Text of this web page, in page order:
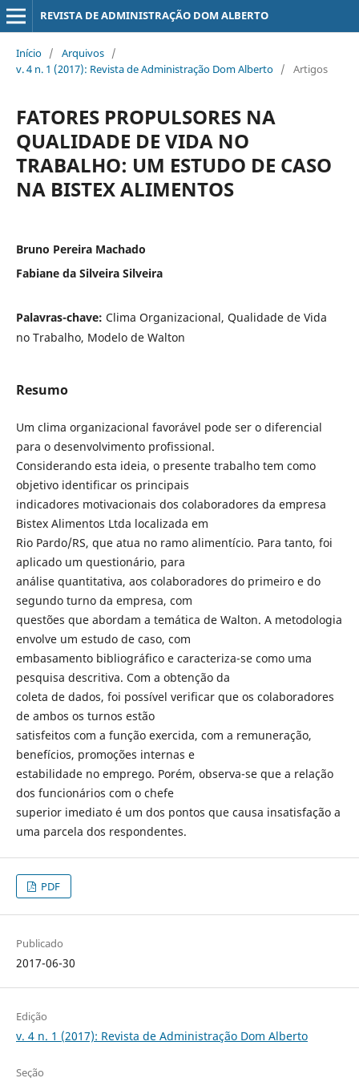
REVISTA DE ADMINISTRAÇÃO DOM ALBERTO
Início / Arquivos /
v. 4 n. 1 (2017): Revista de Administração Dom Alberto / Artigos
FATORES PROPULSORES NA
QUALIDADE DE VIDA NO
TRABALHO: UM ESTUDO DE CASO
NA BISTEX ALIMENTOS
Bruno Pereira Machado
Fabiane da Silveira Silveira
Palavras-chave: Clima Organizacional, Qualidade de Vida
no Trabalho, Modelo de Walton
Resumo
Um clima organizacional favorável pode ser o diferencial
para o desenvolvimento profissional.
Considerando esta ideia, o presente trabalho tem como
objetivo identificar os principais
indicadores motivacionais dos colaboradores da empresa
Bistex Alimentos Ltda localizada em
Rio Pardo/RS, que atua no ramo alimentício. Para tanto, foi
aplicado um questionário, para
análise quantitativa, aos colaboradores do primeiro e do
segundo turno da empresa, com
questões que abordam a temática de Walton. A metodologia
envolve um estudo de caso, com
embasamento bibliográfico e caracteriza-se como uma
pesquisa descritiva. Com a obtenção da
coleta de dados, foi possível verificar que os colaboradores
de ambos os turnos estão
satisfeitos com a função exercida, com a remuneração,
benefícios, promoções internas e
estabilidade no emprego. Porém, observa-se que a relação
dos funcionários com o chefe
superior imediato é um dos pontos que causa insatisfação a
uma parcela dos respondentes.
PDF
Publicado
2017-06-30
Edição
v. 4 n. 1 (2017): Revista de Administração Dom Alberto
Seção